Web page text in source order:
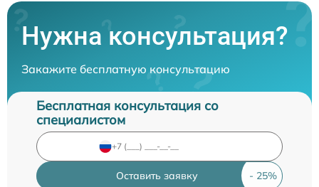
Нужна консультация?
Закажите бесплатную консультацию
Бесплатная консультация со
специалистом
Оставить заявку